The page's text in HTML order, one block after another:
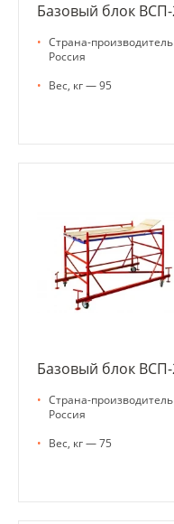
Базовый блок
• Страна-
Россия
• Вес, кг — 95
Базовый блок
• Страна-
Россия
• Вес, кг — 75